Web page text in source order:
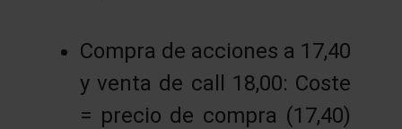
Compra de acciones a 17,40
y venta de call 18,00: Coste
= precio de compra (17,40)